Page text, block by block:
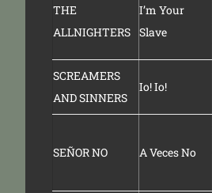
THE
ALLNIGHTERS
I’m Your
Slave
SCREAMERS
AND SINNERS
Io! Io!
SEÑOR NO A Veces No